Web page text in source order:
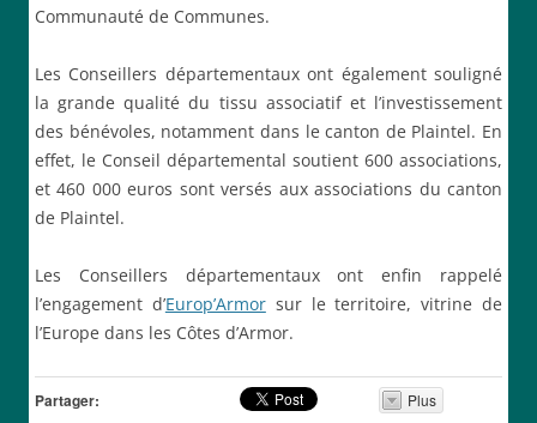
Communauté de Communes.
Les Conseillers départementaux ont également souligné
la grande qualité du tissu associatif et l’investissement
des bénévoles, notamment dans le canton de Plaintel. En
effet, le Conseil départemental soutient 600 associations,
et 460 000 euros sont versés aux associations du canton
de Plaintel.
Les Conseillers départementaux ont enfin rappelé
l’engagement d’Europ’Armorsur le territoire, vitrine de
l’Europe dans les Côtes d’Armor.
Partager: Plus